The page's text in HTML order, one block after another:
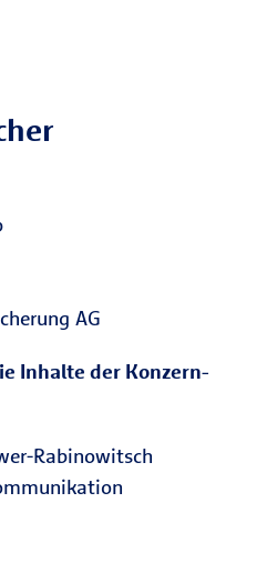
AG
Inhalte der Konzern-
Rabinowitsch